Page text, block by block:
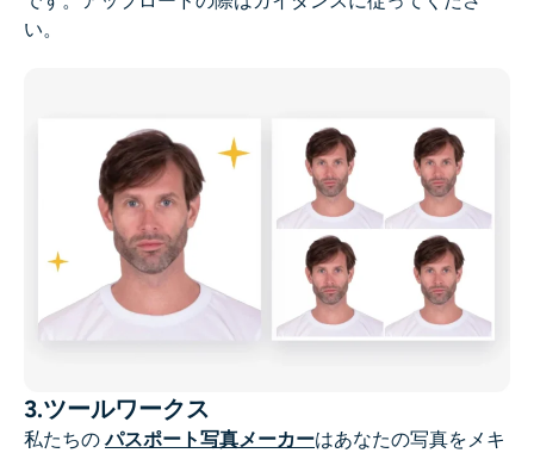
い。
3.ツールワークス
私たちのパスポート写真メーカーはあなたの写真をメキ